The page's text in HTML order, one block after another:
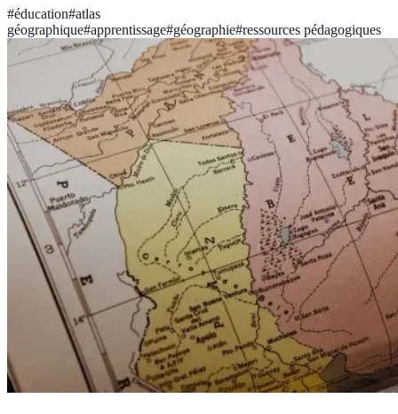
#éducation#atlas
géographique#apprentissage#géographie#ressources pédagogiques